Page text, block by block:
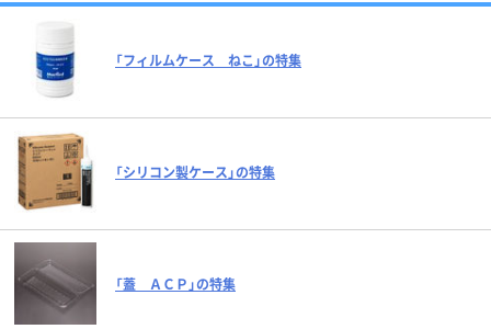
「フィルムケース ねこ」の特集
「シリコン製ケース」の特集
「蓋 ＡＣＰ」の特集